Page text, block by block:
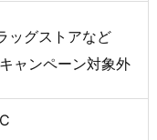
ッグストアなど
ャンペーン対象外